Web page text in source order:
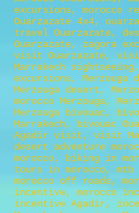
excursions, morocco
Ouarzazate 4x4,
travel Ouarzazate,
Ouarzazate, zagora
visit Ouarzazate,
Marrakech sightseeing,
excursions, Merzouga
Merzouga desert,
morocco Merzouga,
Merzouga bivouac,
Marrakech, bivouac
Agadir visit, visit
desert adventure
morocco, biking in
tours in morocco, mtb
morocco off roads,
incentive, morocco
incentive Agadir,